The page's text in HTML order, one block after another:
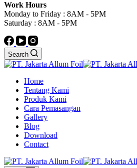
Work Hours
Monday to Friday : 8AM - 5PM
Saturday : 8AM - 5PM
Search
Home
Tentang Kami
Produk Kami
Cara Pemasangan
Gallery
Blog
Download
Contact